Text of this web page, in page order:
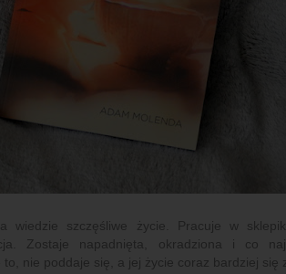
wiedzie szczęśliwe życie. Pracuje w
Zostaje napadnięta, okradziona i co
nie poddaje się, a jej życie coraz bardziej się